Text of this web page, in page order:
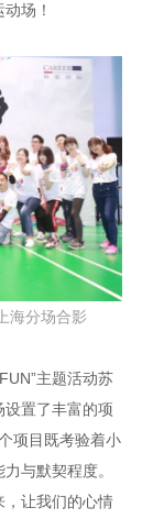
场！
海分场合影
主题活动苏
置了丰富的项
项目既考验着小
与默契程度。
，让我们的心情